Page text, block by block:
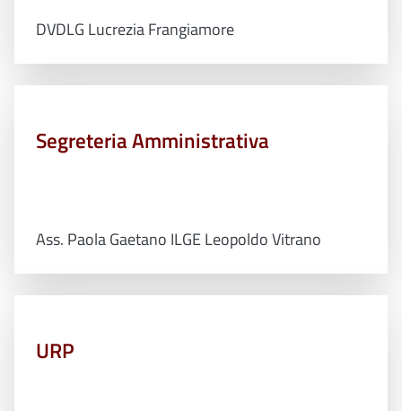
DVDLG Lucrezia Frangiamore
Segreteria Amministrativa
Ass. Paola Gaetano ILGE Leopoldo Vitrano
URP